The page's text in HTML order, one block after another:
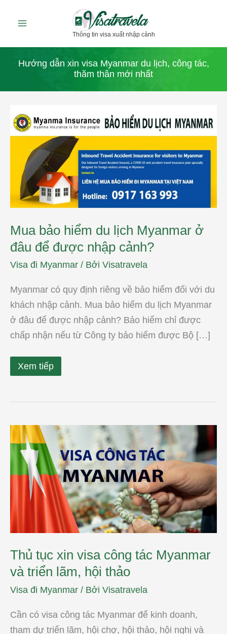
dung
Thông tin visa xuất nhập cảnh
Hướng dẫn xin visa Myanmar du lịch, công tác,
thăm thân mới nhất
Mua bảo hiểm du lịch Myanmar ở
đâu để được nhập cảnh?
Visa đi Myanmar / Bởi Visatravela
Myanmar có quy định riêng về bảo hiểm đối với du
khách nhập cảnh. Mua bảo hiểm du lịch Myanmar
ở đâu để được nhập cảnh? Bảo hiểm chỉ được
chấp nhận nếu từ Công ty bảo hiểm được Bộ […]
bảo
hiểm
du
Myanmar
đâu
để
được
nhập
cảnh?
Xem tiếp
Thủ tục xin visa công tác Myanmar
và triển lãm, hội thảo
Visa đi Myanmar / Bởi Visatravela
Cần có visa công tác Myanmar để kinh doanh,
tham dự triển lãm, hội chợ, hội thảo, hội nghị và
Thủ
tục
xin
visa
công
tác
Myanmar
triển